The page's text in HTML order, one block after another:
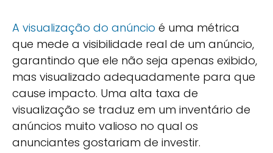
A visualização do anúncio é uma métrica
que mede a visibilidade real de um anúncio,
garantindo que ele não seja apenas exibido,
mas visualizado adequadamente para que
cause impacto. Uma alta taxa de
visualização se traduz em um inventário de
anúncios muito valioso no qual os
anunciantes gostariam de investir.